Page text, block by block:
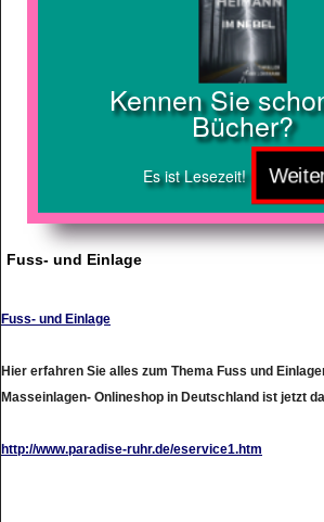
Kennen Sie
Bücher?
Es ist Lesezeit!
Fuss- und Einlage
Fuss- und Einlage
Hier erfahren Sie alles zum Thema Fuss und
Masseinlagen- Onlineshop in Deutschland ist jetzt
http://www.paradise-ruhr.de/eservice1.htm